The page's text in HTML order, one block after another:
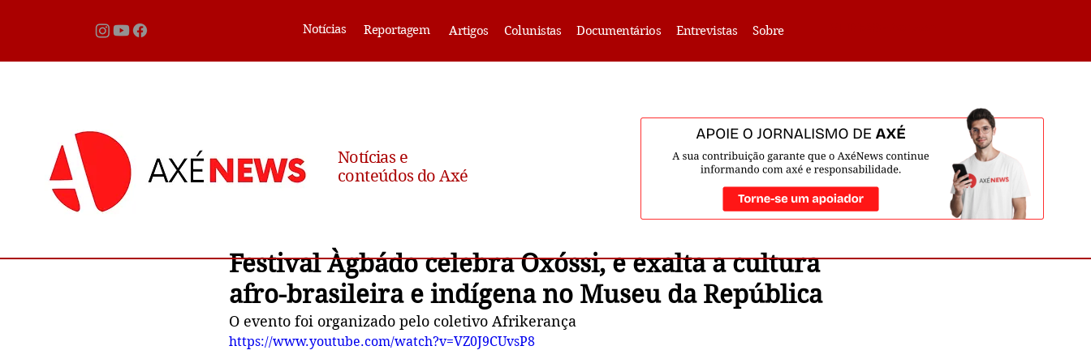
Notícias Reportagem Artigos Colunistas Documentários Entrevistas Sobre
Notícias e
conteúdos do Axé
Festival Àgbádo celebra Oxóssi, e exalta a cultura
afro-brasileira e indígena no Museu da República
O evento foi organizado pelo coletivo Afrikerança
https://www.youtube.com/watch?v=VZ0J9CUvsP8